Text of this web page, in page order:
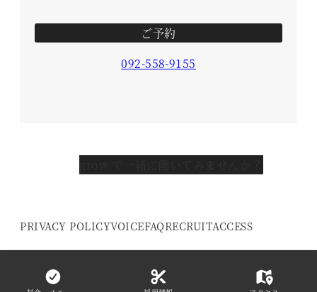
ご予約
092-558-9155
PRIVACY POLICYVOICEFAQRECRUITACCESS
© 2016- grow HAIR DESIGN. All Rights